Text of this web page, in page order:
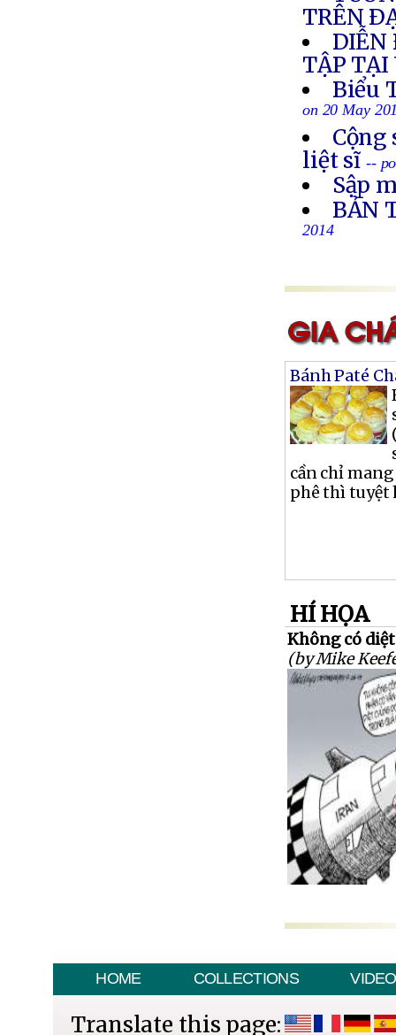
TRÊN
DIỄN
TẬP
Biểu
on 20 May
Cộng
liệt sĩ --
Sập
BẢN
2014
Bánh Paté
cần chỉ
phê thì tuyệt
HÍ HỌA
Không có
(by Mike
HOME COLLECTIONS VIDEO
Translate this page: